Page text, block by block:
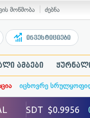
მოწმობა ძებნა
ინვესტიციები
ამბები
იცხოვრე